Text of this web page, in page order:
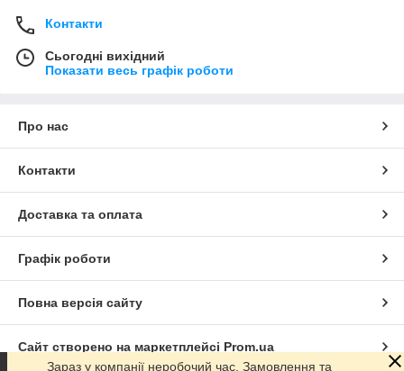
Контакти
Сьогодні вихідний
Показати весь графік роботи
Про нас
Контакти
Доставка та оплата
Графік роботи
Повна версія сайту
Сайт створено на маркетплейсі Prom.ua
Зараз у компанії неробочий час. Замовлення та